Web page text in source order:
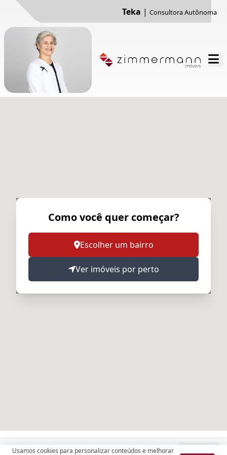
Usamos cookies para personalizar conteúdos e melhorar
Teka | Consultora Autônoma
Filtros aplicados:
Como você quer começar?
Escolher um bairro
Ver imóveis por perto